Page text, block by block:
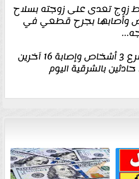
زوج تعدى على زوجته بسلاح
وأصابها بجرح قطعي في
مصرع 3 أشخاص وإصابة 16 آخرين
بالشرقية اليوم